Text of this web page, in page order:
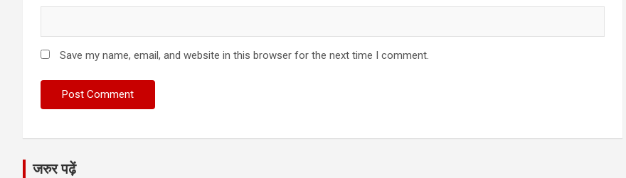
Save my name, email, and website in this browser for the next time I comment.
जरुर पढ़ें